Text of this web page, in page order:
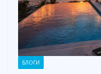
БЛОГИ